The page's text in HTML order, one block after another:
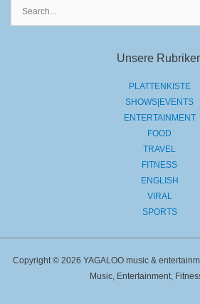
Unsere
PLATTENKISTE
SHOWS|EVENTS
ENTERTAINMENT
FOOD
TRAVEL
FITNESS
ENGLISH
VIRAL
SPORTS
Copyright © 2026 YAGALOO music &
Music, Entertainment,